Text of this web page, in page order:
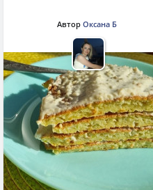
Автор Оксана Б